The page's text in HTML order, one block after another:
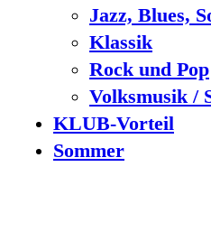
Jazz, Blues,
Klassik
Rock und Pop
Volksmusik /
KLUB-Vorteil
Sommer